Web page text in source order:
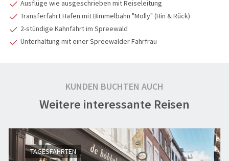
Ausflüge wie ausgeschrieben mit Reiseleitung
Transferfahrt Hafen mit Bimmelbahn "Molly" (Hin & Rück)
2-stündige Kahnfahrt im Spreewald
Unterhaltung mit einer Spreewälder Fährfrau
KUNDEN BUCHTEN AUCH
Weitere interessante Reisen
TAGESFAHRTEN